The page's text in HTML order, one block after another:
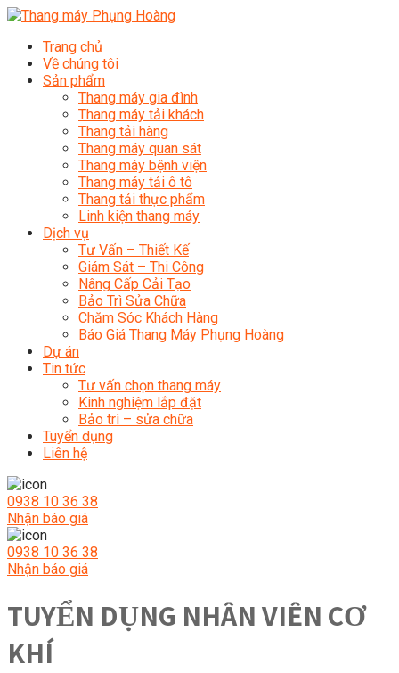
Trang chủ
Về chúng tôi
Sản phẩm
Thang máy gia đình
Thang máy tải khách
Thang tải hàng
Thang máy quan sát
Thang máy bệnh viện
Thang máy tải ô tô
Thang tải thực phẩm
Linh kiện thang máy
Dịch vụ
Tư Vấn – Thiết Kế
Giám Sát – Thi Công
Nâng Cấp Cải Tạo
Bảo Trì Sửa Chữa
Chăm Sóc Khách Hàng
Báo Giá Thang Máy Phụng Hoàng
Dự án
Tin tức
Tư vấn chọn thang máy
Kinh nghiệm lắp đặt
Bảo trì – sửa chữa
Tuyển dụng
Liên hệ
0938 10 36 38
Nhận báo giá
0938 10 36 38
Nhận báo giá
TUYỂN DỤNG NHÂN VIÊN CƠ
KHÍ